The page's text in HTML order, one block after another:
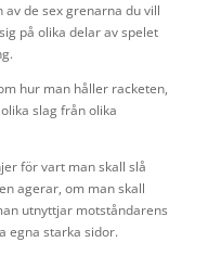
de sex grenarna du vill
på olika delar av spelet
hur man håller racketen,
slag från olika
för vart man skall slå
agerar, om man skall
utnyttjar motståndarens
egna starka sidor.